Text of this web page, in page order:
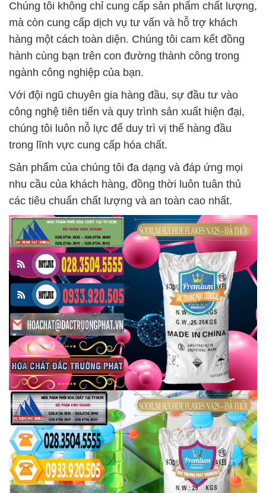
Chúng tôi không chỉ cung cấp sản phẩm chất lượng,
mà còn cung cấp dịch vụ tư vấn và hỗ trợ khách
hàng một cách toàn diện. Chúng tôi cam kết đồng
hành cùng bạn trên con đường thành công trong
ngành công nghiệp của bạn.
Với đội ngũ chuyên gia hàng đầu, sự đầu tư vào
công nghệ tiên tiến và quy trình sản xuất hiện đại,
chúng tôi luôn nỗ lực để duy trì vị thế hàng đầu
trong lĩnh vực cung cấp hóa chất.
Sản phẩm của chúng tôi đa dạng và đáp ứng mọi
nhu cầu của khách hàng, đồng thời luôn tuân thủ
các tiêu chuẩn chất lượng và an toàn cao nhất.